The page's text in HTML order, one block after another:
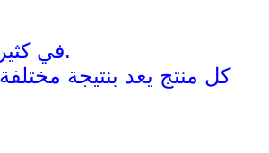
في كثير من الأحيان، المشكلة ليست في قلة منتجات العناية، بل في كثرتها.
كل منتج يعد بنتيجة